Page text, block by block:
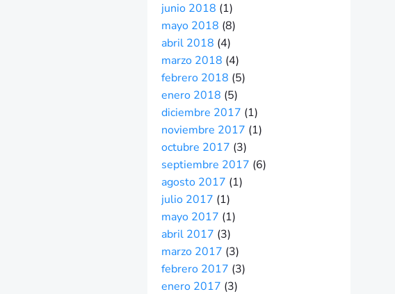
junio 2018 (1)
mayo 2018 (8)
abril 2018 (4)
marzo 2018 (4)
febrero 2018 (5)
enero 2018 (5)
diciembre 2017 (1)
noviembre 2017 (1)
octubre 2017 (3)
septiembre 2017 (6)
agosto 2017 (1)
julio 2017 (1)
mayo 2017 (1)
abril 2017 (3)
marzo 2017 (3)
febrero 2017 (3)
enero 2017 (3)